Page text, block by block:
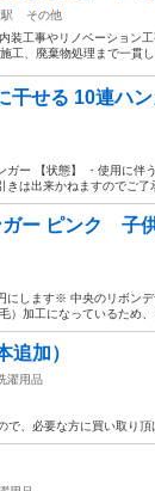
その他
工事やリノベーション工
工、廃棄物処理まで一貫
せる 10連ハン
ー 【状態】 ・使用に伴
は出来かねますのでご了
ンガー ピンク
します※ 中央のリボン
）加工になっているため
加）
濯用品
、必要な方に買い取り